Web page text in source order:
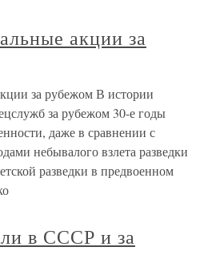
акции за
за рубежом В истории
за рубежом 30-е годы
даже в сравнении с
небывалого взлета разведки
разведки в предвоенном
в СССР и за